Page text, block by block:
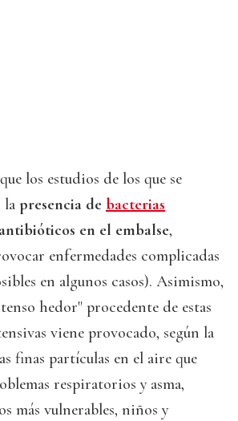
los estudios de los que se
la presencia de bacterias
en el embalse,
enfermedades complicadas
en algunos casos). Asimismo,
hedor" procedente de estas
viene provocado, según la
finas partículas en el aire que
respiratorios y asma,
más vulnerables, niños y